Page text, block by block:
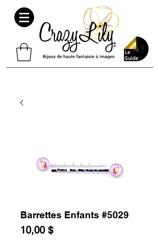
Barrettes Enfants #5029
10,00 $Prix